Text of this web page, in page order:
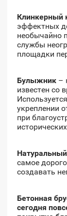
Клинкерный
эффектных
необычайно
службы
площадки
Булыжник –
известен со
укреплении
при
самое
создавать
Бетонная
сегодня